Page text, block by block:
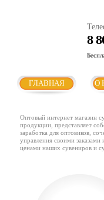
8
ГЛАВНАЯ О
Оптовый интернет магазин
продукции, представляет
заработка для оптовиков,
управления своими
ценами наших сувениров и